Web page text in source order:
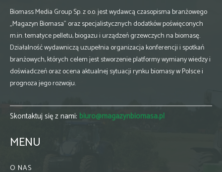
Biomass Media Group Sp. z o.o. jest wydawcą czasopisma branżowego
„Magazyn Biomasa” oraz specjalistycznych dodatków poświęconych
m.in. tematyce pelletu, biogazu i urządzeń grzewczych na biomasę.
Działalność wydawniczą uzupełnia organizacja konferencji i spotkań
branżowych, których celem jest stworzenie platformy wymiany wiedzy i
doświadczeń oraz ocena aktualnej sytuacji rynku biomasy w Polsce i
prognoza jego rozwoju.
Skontaktuj się z nami: biuro@magazynbiomasa.pl
MENU
O NAS